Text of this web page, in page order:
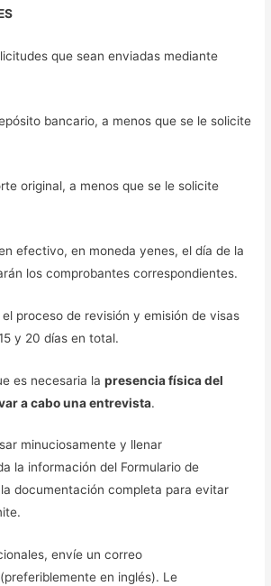
que sean enviadas mediante
bancario, a menos que se le solicite
original, a menos que se le solicite
efectivo, en moneda yenes, el día de la
los comprobantes correspondientes.
proceso de revisión y emisión de visas
y 20 días en total.
es necesaria lapresencia física del
a cabo una entrevista.
minuciosamente y llenar
la información del Formulario de
documentación completa para evitar
envíe un correo
(preferiblemente en inglés). Le